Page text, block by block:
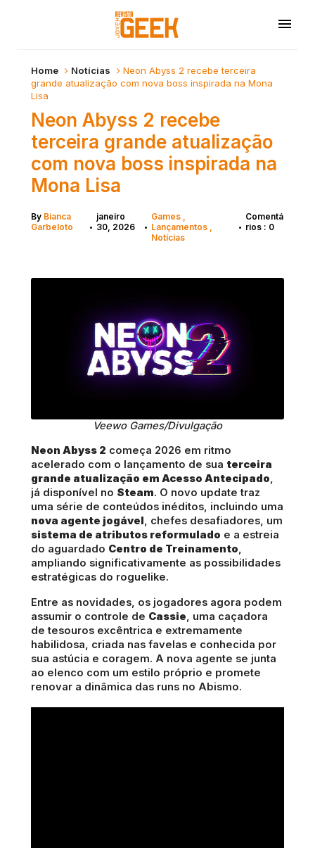
Home Notícias
Neon Abyss 2 recebe terceira
grande atualização com nova boss inspirada na Mona
Lisa
Neon Abyss 2 recebe
terceira grande atualização
com nova boss inspirada na
Mona Lisa
By Bianca
Garbeloto
•
janeiro
30, 2026
•
Games
Lançamentos
Notícias
•
Comentá
rios : 0
Veewo Games/Divulgação
Neon Abyss 2 começa 2026 em ritmo
acelerado com o lançamento de sua terceira
grande atualização em Acesso Antecipado,
já disponível no Steam. O novo update traz
uma série de conteúdos inéditos, incluindo uma
nova agente jogável, chefes desafiadores, um
sistema de atributos reformulado e a estreia
do aguardado Centro de Treinamento,
ampliando significativamente as possibilidades
estratégicas do roguelike.
Entre as novidades, os jogadores agora podem
assumir o controle de Cassie, uma caçadora
de tesouros excêntrica e extremamente
habilidosa, criada nas favelas e conhecida por
sua astúcia e coragem. A nova agente se junta
ao elenco com um estilo próprio e promete
renovar a dinâmica das runs no Abismo.